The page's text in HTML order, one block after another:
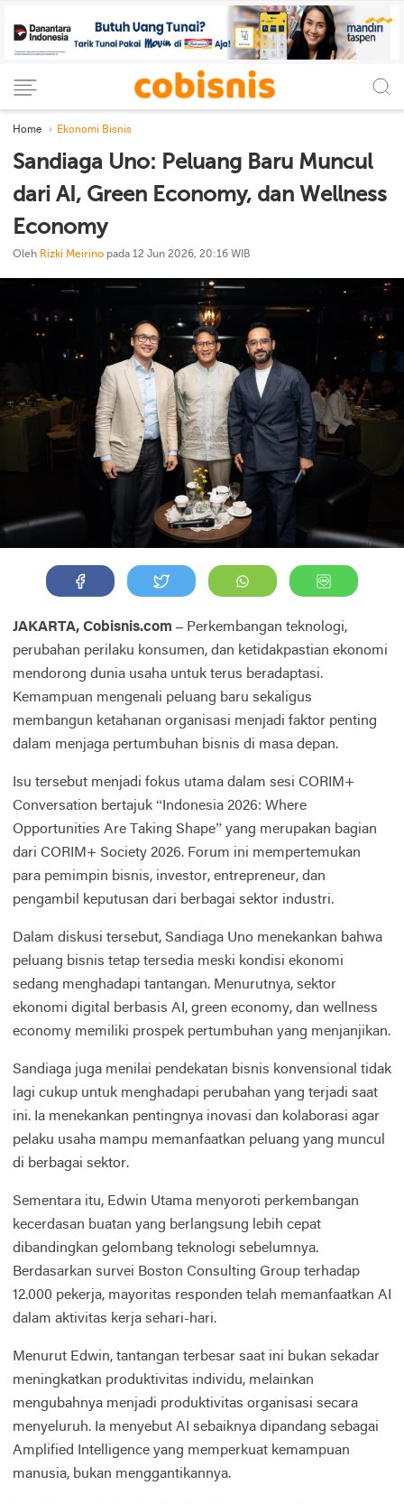
Home Ekonomi Bisnis
Sandiaga Uno: Peluang Baru Muncul
dari AI, Green Economy, dan Wellness
Economy
Oleh Rizki Meirino pada 12 Jun 2026, 20:16 WIB
JAKARTA, Cobisnis.com – Perkembangan teknologi,
perubahan perilaku konsumen, dan ketidakpastian ekonomi
mendorong dunia usaha untuk terus beradaptasi.
Kemampuan mengenali peluang baru sekaligus
membangun ketahanan organisasi menjadi faktor penting
dalam menjaga pertumbuhan bisnis di masa depan.
Isu tersebut menjadi fokus utama dalam sesi CORIM+
Conversation bertajuk “Indonesia 2026: Where
Opportunities Are Taking Shape” yang merupakan bagian
dari CORIM+ Society 2026. Forum ini mempertemukan
para pemimpin bisnis, investor, entrepreneur, dan
pengambil keputusan dari berbagai sektor industri.
Dalam diskusi tersebut, Sandiaga Uno menekankan bahwa
peluang bisnis tetap tersedia meski kondisi ekonomi
sedang menghadapi tantangan. Menurutnya, sektor
ekonomi digital berbasis AI, green economy, dan wellness
economy memiliki prospek pertumbuhan yang menjanjikan.
Sandiaga juga menilai pendekatan bisnis konvensional tidak
lagi cukup untuk menghadapi perubahan yang terjadi saat
ini. Ia menekankan pentingnya inovasi dan kolaborasi agar
pelaku usaha mampu memanfaatkan peluang yang muncul
di berbagai sektor.
Sementara itu, Edwin Utama menyoroti perkembangan
kecerdasan buatan yang berlangsung lebih cepat
dibandingkan gelombang teknologi sebelumnya.
Berdasarkan survei Boston Consulting Group terhadap
12.000 pekerja, mayoritas responden telah memanfaatkan AI
dalam aktivitas kerja sehari-hari.
Menurut Edwin, tantangan terbesar saat ini bukan sekadar
meningkatkan produktivitas individu, melainkan
mengubahnya menjadi produktivitas organisasi secara
menyeluruh. Ia menyebut AI sebaiknya dipandang sebagai
Amplified Intelligence yang memperkuat kemampuan
manusia, bukan menggantikannya.